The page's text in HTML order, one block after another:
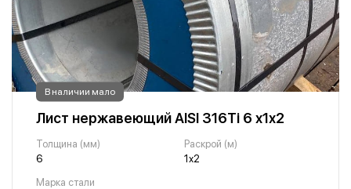
В наличии мало
Лист нержавеющий AISI 316Ti 6 х1х2
Толщина (мм)
6
Раскрой (м)
1х2
Марка стали